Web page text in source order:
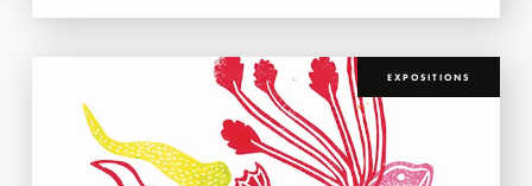
EXPOSITIONS